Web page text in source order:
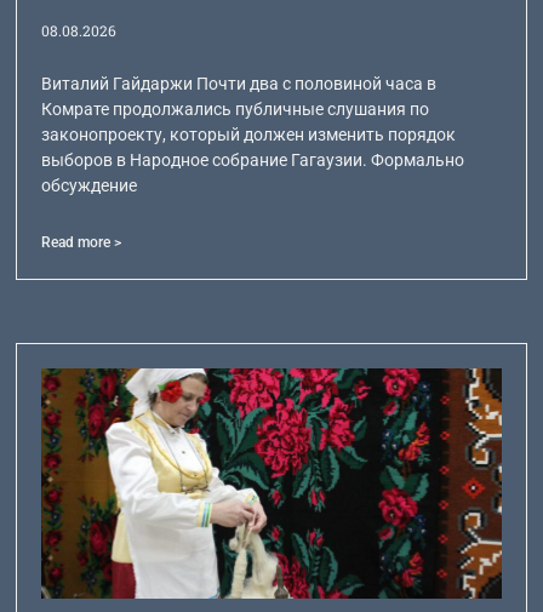
08.08.2026
Виталий Гайдаржи Почти два с половиной часа в
Комрате продолжались публичные слушания по
законопроекту, который должен изменить порядок
выборов в Народное собрание Гагаузии. Формально
обсуждение
Read more >